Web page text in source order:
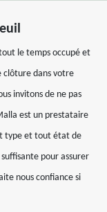
le temps occupé et
clôture dans votre
invitons de ne pas
est un prestataire
type et tout état de
pour assurer
nous confiance si